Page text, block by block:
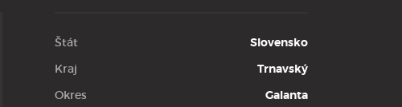
Štát
Slovensko
Kraj
Trnavský
Okres
Galanta